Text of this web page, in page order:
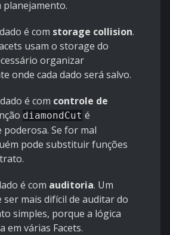
planejamento.
é com storage collision.
usam o storage do
organizar
onde cada dado será salvo.
é com controle de
diamondCut é
Se for mal
pode substituir funções
é com auditoria. Um
ser mais difícil de auditar do
simples, porque a lógica
em várias Facets.